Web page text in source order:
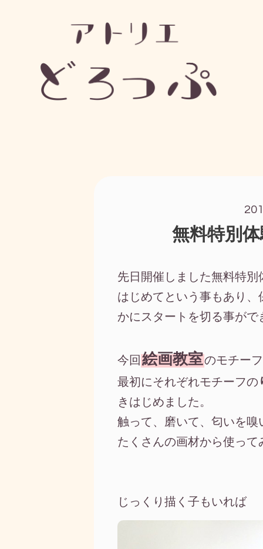
無料特別
先日開催しました無料特
はじめてという事もあり
かにスタートを切る事がで
今回 絵画教室のモチー
最初にそれぞれモチーフの
きはじめました。
触って、磨いて、匂いを嗅
たくさんの画材から使って
じっくり描く子もいれば